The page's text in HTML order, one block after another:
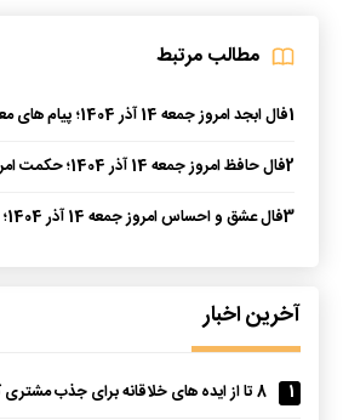
مطالب مرتبط
1فال ابجد امروز جمعه 14 آذر 1404؛ پیام های معنوی
2فال حافظ امروز جمعه 14 آذر 1404؛ حکمت امروز
3فال عشق و احساس امروز جمعه 14 آذر 1404؛ پیام های دل
آخرین اخبار
1
8 تا از ایده های خلاقانه برای جذب مشتری کافه [کاربردی]